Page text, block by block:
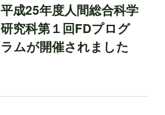
平成25年度人間総合科学
研究科第１回FDプログ
ラムが開催されました